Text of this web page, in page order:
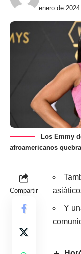
enero de
Los Emmy
afroamericanos
Compartir
Y